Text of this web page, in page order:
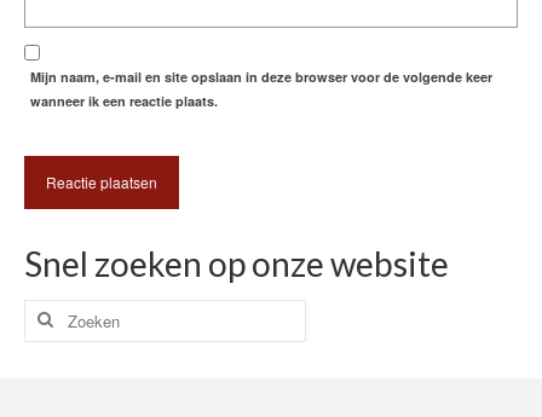
Mijn naam, e-mail en site opslaan in deze browser voor de volgende keer
wanneer ik een reactie plaats.
Snel zoeken op onze website
Zoeken
naar: